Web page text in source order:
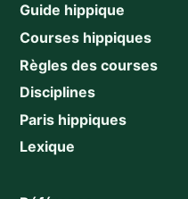
Guide hippique
Courses hippiques
Règles des courses
Disciplines
Paris hippiques
Lexique